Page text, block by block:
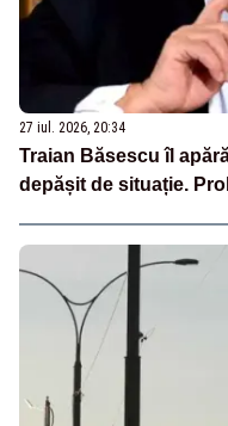
27 iul. 2026, 20:34
Traian Băsescu îl
depășit de situație.